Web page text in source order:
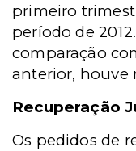
primeiro
período de
comparação
anterior, houve
Recuperação
Os pedidos de